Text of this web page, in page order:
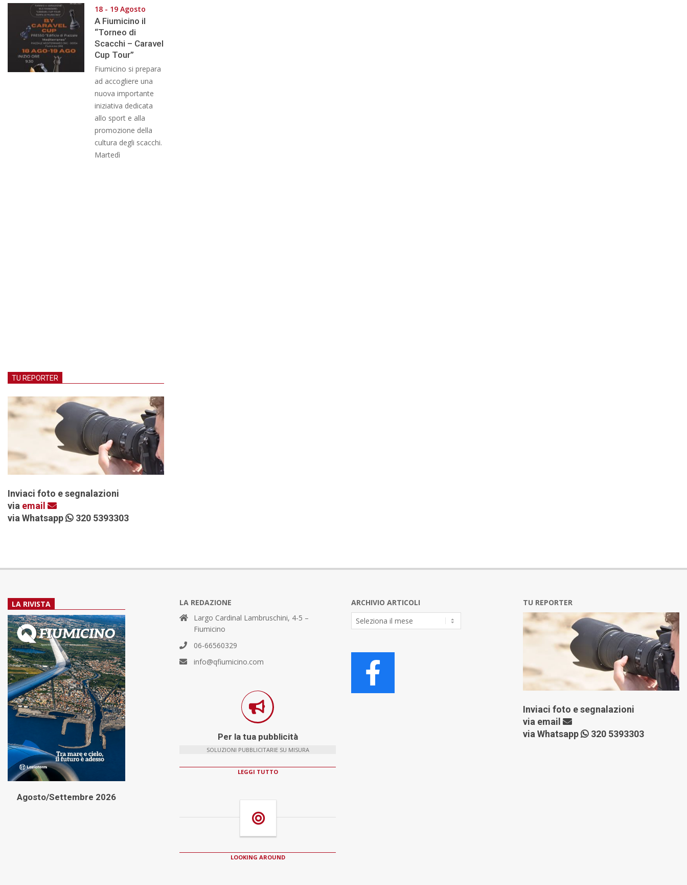
18 - 19 Agosto
A Fiumicino il
“Torneo di
Scacchi – Caravel
Cup Tour”
Fiumicino si prepara
ad accogliere una
nuova importante
iniziativa dedicata
allo sport e alla
promozione della
cultura degli scacchi.
Martedì
TU REPORTER
Inviaci foto e segnalazioni
via email
via Whatsapp
320 5393303
LA RIVISTA
Agosto/Settembre 2026
LA REDAZIONE
Largo Cardinal Lambruschini, 4-5 –
Fiumicino
06-66560329
info@qfiumicino.com
Per la tua pubblicità
SOLUZIONI PUBBLICITARIE SU MISURA
LEGGI TUTTO
LOOKING AROUND
ARCHIVIO ARTICOLI
Archivio
Articoli
TU REPORTER
Inviaci foto e segnalazioni
via email
via Whatsapp
320 5393303